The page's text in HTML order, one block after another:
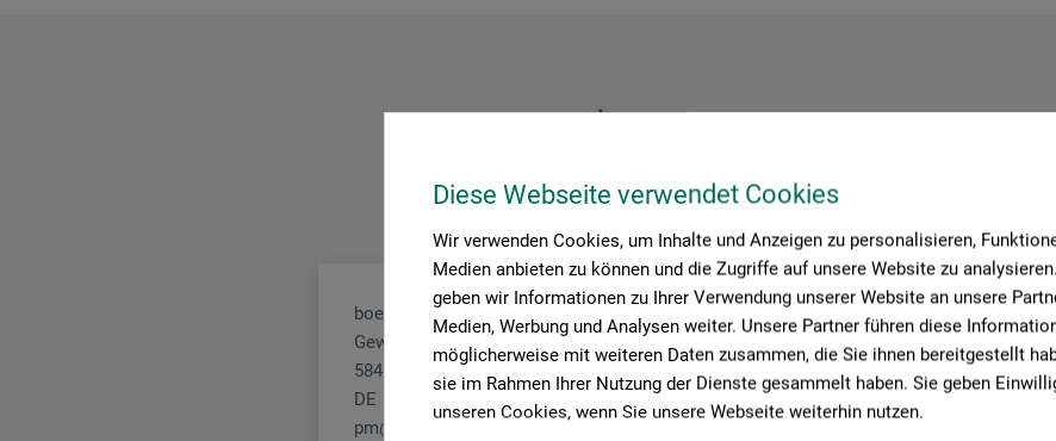
Diese Webseite verwendet Cookies
Wir verwenden Cookies, um Inhalte und Anzeigen zu personalisieren,
Medien anbieten zu können und die Zugriffe auf unsere Website zu
geben wir Informationen zu Ihrer Verwendung unserer Website an unsere
Medien, Werbung und Analysen weiter. Unsere Partner führen diese
möglicherweise mit weiteren Daten zusammen, die Sie ihnen bereitgestellt
sie im Rahmen Ihrer Nutzung der Dienste gesammelt haben. Sie geben
unseren Cookies, wenn Sie unsere Webseite weiterhin nutzen.
Hersteller-Kontakt
boesner GmbH holding + innovations
Gewerkenstr. 2
58456 Witten
DE
pm@boesner.com